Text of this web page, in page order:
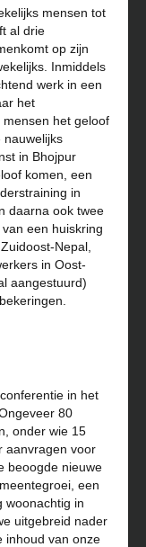
mensen tot
al drie
op zijn
Inmiddels
werk in een
het
het geloof
nauwelijks
in Bhojpur
komen, een
in
daarna ook twee
een huiskring
Nepal,
in Oost-
aangestuurd)
in het
80
onder wie 15
aanvragen voor
beoogde nieuwe
een
woonachtig in
uitgebreid nader
inhoud van onze